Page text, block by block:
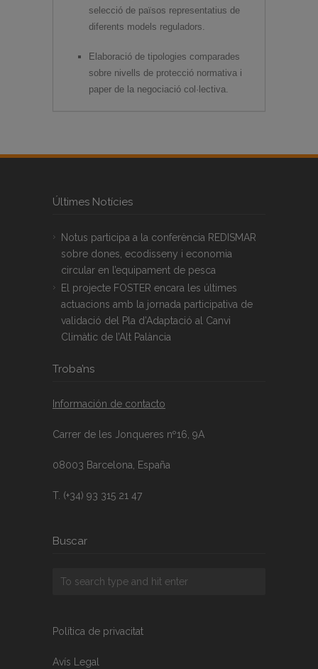
selecció de països representatius de
diferents models reguladors.
Elaboració de tipologies comparades
sobre nivells de protecció normativa i
paper de la negociació col·lectiva.
Últimes Notícies
Notus participa a la conferència REDISMAR
sobre dones, ecodisseny i economia
circular en l’equipament de pesca
El projecte FOSTER encara les últimes
actuacions amb la jornada participativa de
validació del Pla d’Adaptació al Canvi
Climàtic de l’Alt Palància
Troba’ns
Información de contacto
Carrer de les Jonqueres nº16, 9A
08003 Barcelona, España
T. (+34) 93 315 21 47
Buscar
Política de privacitat
Avís Legal